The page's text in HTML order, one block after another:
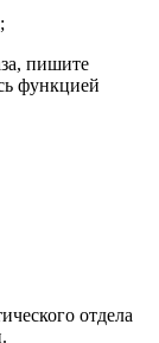
пишите
функцией
отдела